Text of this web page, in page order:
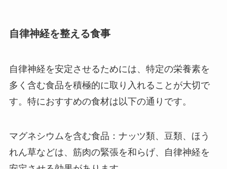
自律神経を整える食事
自律神経を安定させるためには、特定の栄養素を
多く含む食品を積極的に取り入れることが大切で
す。特におすすめの食材は以下の通りです。
マグネシウムを含む食品：ナッツ類、豆類、ほう
れん草などは、筋肉の緊張を和らげ、自律神経を